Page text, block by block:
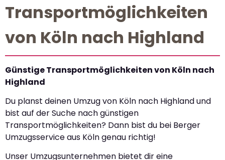
Transportmöglichkeiten
von Köln nach Highland
Günstige Transportmöglichkeiten von Köln nach
Highland
Du planst deinen Umzug von Köln nach Highland und
bist auf der Suche nach günstigen
Transportmöglichkeiten? Dann bist du bei Berger
Umzugsservice aus Köln genau richtig!
Unser Umzugsunternehmen bietet dir eine